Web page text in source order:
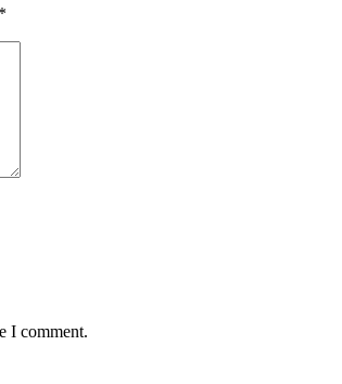
*
I comment.